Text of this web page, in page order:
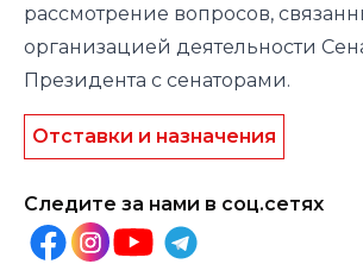
рассмотрение вопросов,
организацией деятельности
Президента с сенаторами.
Отставки и назначения
Следите за нами в соц.сетях